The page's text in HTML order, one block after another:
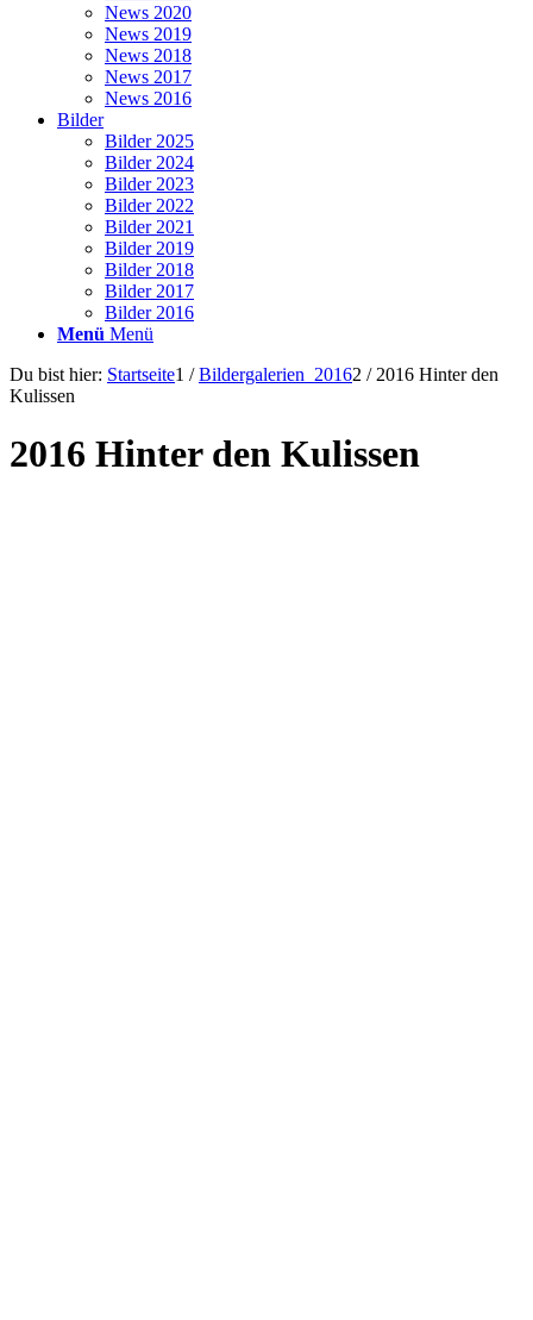
News 2020
News 2019
News 2018
News 2017
News 2016
Bilder
Bilder 2025
Bilder 2024
Bilder 2023
Bilder 2022
Bilder 2021
Bilder 2019
Bilder 2018
Bilder 2017
Bilder 2016
Menü Menü
Du bist hier: Startseite1 / Bildergalerien_20162 / 2016 Hinter den
Kulissen
2016 Hinter den Kulissen